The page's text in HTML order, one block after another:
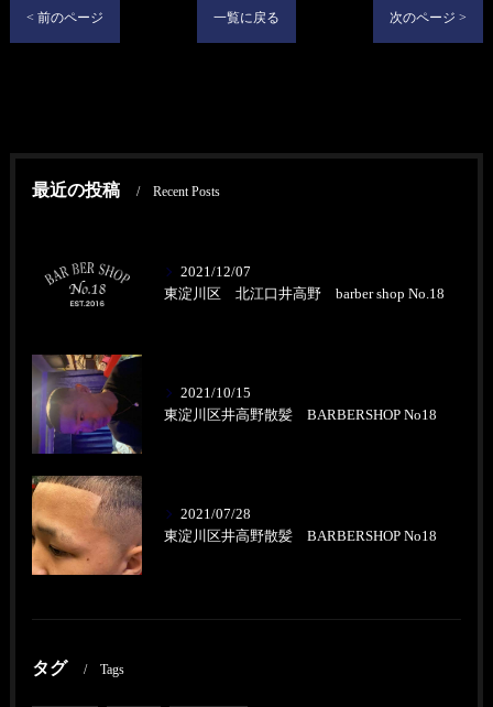
< 前のページ 一覧に戻る 次のページ >
最近の投稿 Recent Posts
2021/12/07
東淀川区 北江口井高野 barber shop No.18
2021/10/15
東淀川区井高野散髪 BARBERSHOP No18
2021/07/28
東淀川区井高野散髪 BARBERSHOP No18
タグ Tags